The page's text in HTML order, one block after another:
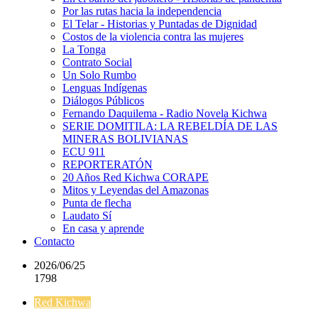
Por las rutas hacia la independencia
El Telar - Historias y Puntadas de Dignidad
Costos de la violencia contra las mujeres
La Tonga
Contrato Social
Un Solo Rumbo
Lenguas Indígenas
Diálogos Públicos
Fernando Daquilema - Radio Novela Kichwa
SERIE DOMITILA: LA REBELDÍA DE LAS
MINERAS BOLIVIANAS
ECU 911
REPORTERATÓN
20 Años Red Kichwa CORAPE
Mitos y Leyendas del Amazonas
Punta de flecha
Laudato Sí
En casa y aprende
Contacto
2026/06/25
1798
Red Kichwa